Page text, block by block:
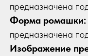
предназначена
Форма ромашки:
предназначена
Изображение